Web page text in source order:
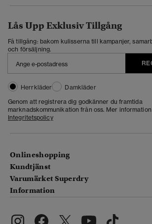
Lås Upp Exklusiv Tillgång
Få tillgång: bakom kulisserna till kampanjer,
och försäljning.
Herrkläder
Damkläder
Genom att registrera dig godkänner du framtida
marknadskommunikation från oss. Mer
Integritetspolicy
Onlineshopping
Kundtjänst
Varumärket Superdry
Information